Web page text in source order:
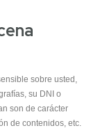
sobre usted,
su DNI o
son de carácter
de contenidos, etc.